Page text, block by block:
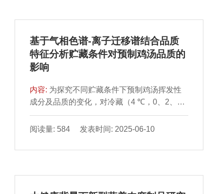
始鸭块在贮藏过程中的影响，并以贮藏过程中
动力学模型并探讨三者之间的相关性，进一步
分析固始鸭块贮藏期间品质变化趋势。结果表
明：贮藏期间，对照组贮藏4 d时出现腐败变
mg/100 g、38.64 mmol/kg；真空铝箔袋包装
组贮藏至12 d时，TBARS值和过氧化值分别
达到0.79 mg/100 g、89.9 mmol/kg，能够有效
抑制鸭块脂质氧化速率，pH值为6.82，硬度为
0.99、0.99、0.88，鸭块经铝箔袋包装处理后
在4 ℃条件下可以贮藏12 d以上。鸭块贮藏
基于气相色谱-离子迁移谱结合品质
特征分析贮藏条件对预制鸡汤品质的
影响
内容: 为探究不同贮藏条件下预制鸡汤挥发性
成分及品质的变化，对冷藏（4 ℃，0、2、
4、6 d）和常温（（25±1）℃，0、12、24、
36 h）贮藏的预制鸡汤进行亚硝酸盐含量、过
物、感官品质、气味测定，并采用气相色谱-离
spectrometry，GC-IMS）分析挥发性风味物
阅读量: 584 发表时间: 2025-06-10